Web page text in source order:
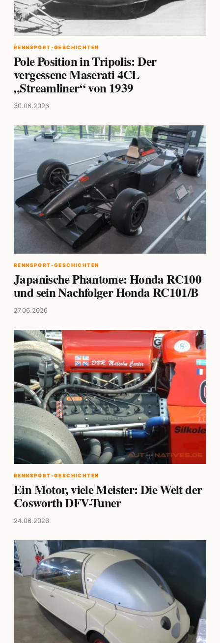
RENNSPORT-GESCHICHTEN
Pole Position in Tripolis: Der
vergessene Maserati 4CL
„Streamliner“ von 1939
30.06.2026
RENNSPORT-GESCHICHTEN
Japanische Phantome: Honda RC100
und sein Nachfolger Honda RC101/B
27.06.2026
RENNSPORT-GESCHICHTEN
Ein Motor, viele Meister: Die Welt der
Cosworth DFV-Tuner
24.06.2026